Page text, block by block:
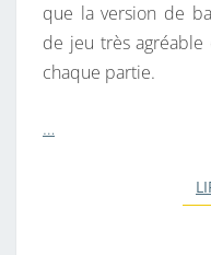
que la version de
de jeu très
chaque partie.
…